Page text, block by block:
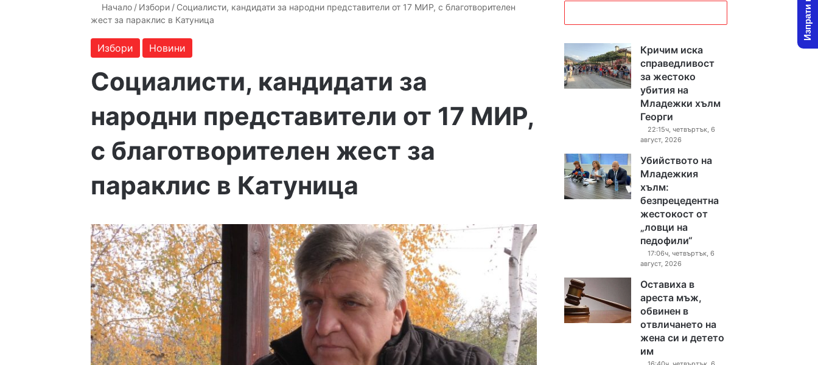
Начало / Избори / Социалисти, кандидати за народни представители от 17 МИР, с благотворителен
жест за параклис в Катуница
Избори Новини
Социалисти, кандидати за
народни представители от 17 МИР,
с благотворителен жест за
параклис в Катуница
Кричим иска
справедливост
за жестоко
убития на
Младежки хълм
Георги
22:15ч, четвъртък, 6
август, 2026
Убийството на
Младежкия
хълм:
безпрецедентна
жестокост от
„ловци на
педофили“
17:06ч, четвъртък, 6
август, 2026
Оставиха в
ареста мъж,
обвинен в
отвличането на
жена си и детето
им